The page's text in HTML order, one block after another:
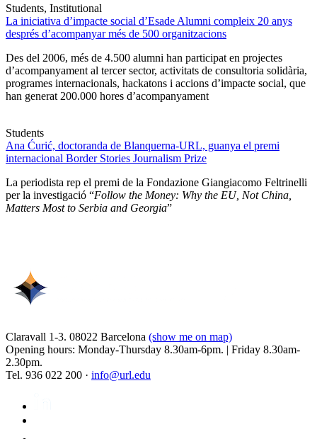
Students, Institutional
La iniciativa d’impacte social d’Esade Alumni compleix 20 anys
després d’acompanyar més de 500 organitzacions
Des del 2006, més de 4.500 alumni han participat en projectes
d’acompanyament al tercer sector, activitats de consultoria solidària,
programes internacionals, hackatons i accions d’impacte social, que
han generat 200.000 hores d’acompanyament
Students
Ana Ćurić, doctoranda de Blanquerna-URL, guanya el premi
internacional Border Stories Journalism Prize
La periodista rep el premi de la Fondazione Giangiacomo Feltrinelli
per la investigació “Follow the Money: Why the EU, Not China,
Matters Most to Serbia and Georgia”
Claravall 1-3. 08022 Barcelona (show me on map)
Opening hours: Monday-Thursday 8.30am-6pm. | Friday 8.30am-
2.30pm.
Tel. 936 022 200 · info@url.edu